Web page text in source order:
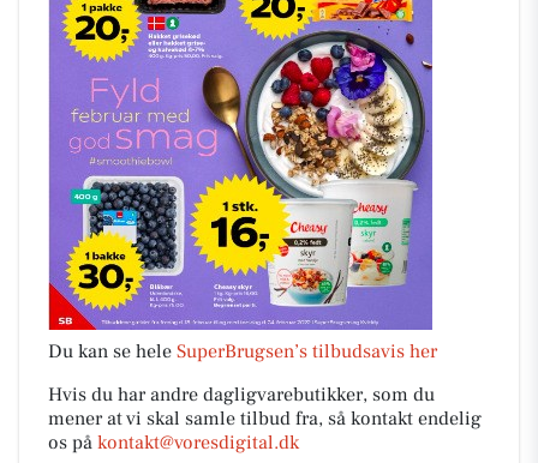
Du kan se hele SuperBrugsen’s tilbudsavis her
Hvis du har andre dagligvarebutikker, som du
mener at vi skal samle tilbud fra, så kontakt endelig
os på kontakt@voresdigital.dk